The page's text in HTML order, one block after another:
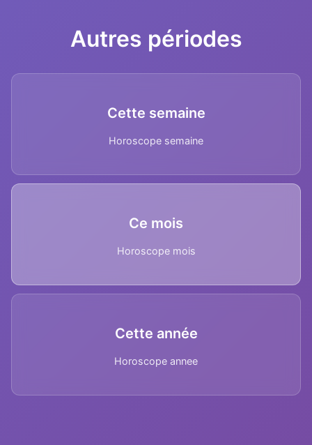
Autres périodes
Cette semaine
Horoscope semaine
Ce mois
Horoscope mois
Cette année
Horoscope annee